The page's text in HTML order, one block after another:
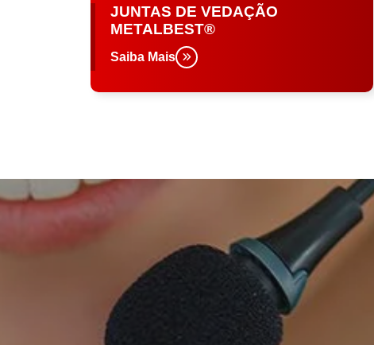
JUNTAS DE VEDAÇÃO
METALBEST®
Saiba Mais